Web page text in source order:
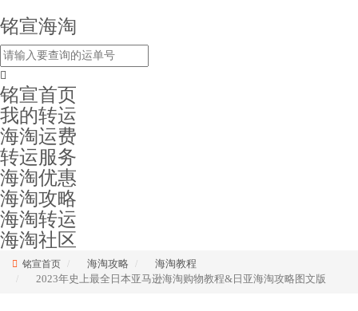
铭宣海淘
铭宣首页
我的转运
海淘运费
转运服务
海淘优惠
海淘攻略
海淘转运
海淘社区
铭宣首页 海淘攻略
海淘教程
2023年史上最全日本亚马逊海淘购物教程&日亚海淘攻略图文版